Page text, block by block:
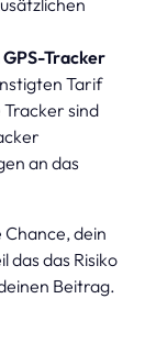
Tracker
Tarif
sind
an das
dein
das das Risiko
Beitrag.